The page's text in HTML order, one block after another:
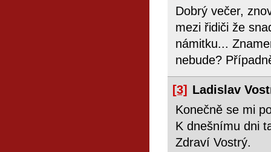
Dobrý večer,
mezi řidiči že
námitku...
nebude?
[3] Ladislav
Konečně se mi
K dnešnímu dni
Zdraví Vostrý.